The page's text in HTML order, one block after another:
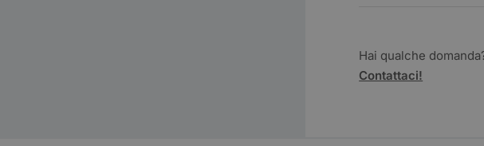
Hai qualche
Contattaci!